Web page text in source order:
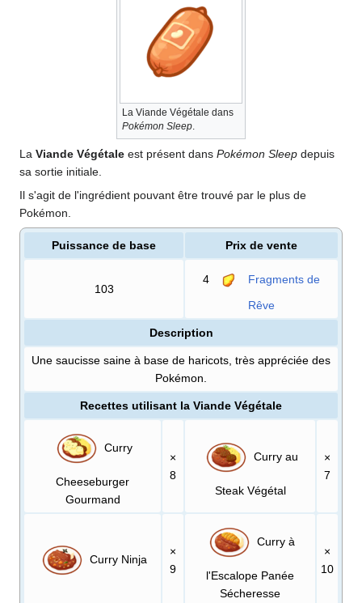
La Viande Végétale dans
Pokémon Sleep.
La Viande Végétale est présent dans Pokémon Sleep depuis
sa sortie initiale.
Il s'agit de l'ingrédient pouvant être trouvé par le plus de
Pokémon.
Puissance de base Prix de vente
103
4 Fragments de
Rêve
Description
Une saucisse saine à base de haricots, très appréciée des
Pokémon.
Recettes utilisant la Viande Végétale
Curry
Cheeseburger
Gourmand
×
8
Curry au
Steak Végétal
×
7
Curry Ninja
×
9
Curry à
l'Escalope Panée
Sécheresse
×
10